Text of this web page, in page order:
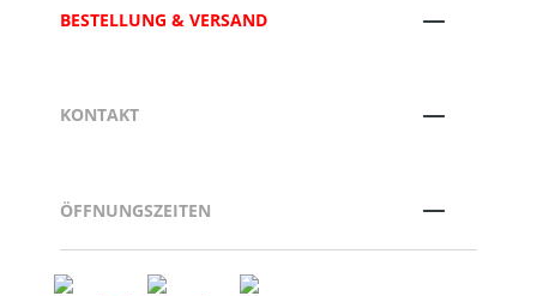
BESTELLUNG & VERSAND
KONTAKT
ÖFFNUNGSZEITEN